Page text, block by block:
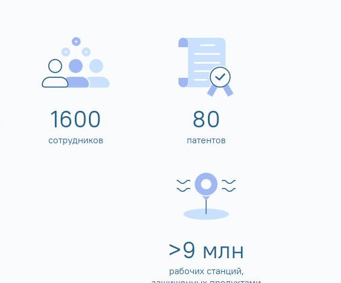
1600
сотрудников
80
патентов
>10 млн
рабочих станций,